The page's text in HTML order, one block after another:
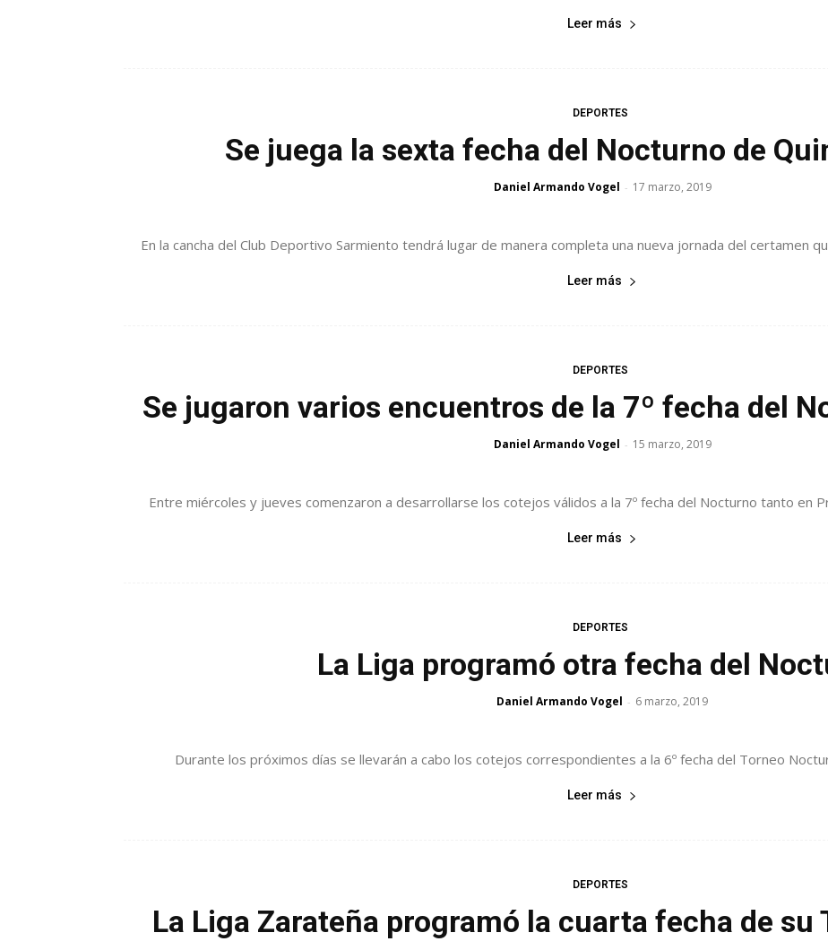
Leer más
DEPORTES
Se juega la sexta fecha del Nocturno de
Daniel Armando Vogel - 17 marzo, 2019
En la cancha del Club Deportivo Sarmiento tendrá lugar de manera completa una nueva jornada del certamen
Leer más
DEPORTES
Se jugaron varios encuentros de la 7º fecha del
Daniel Armando Vogel - 15 marzo, 2019
Entre miércoles y jueves comenzaron a desarrollarse los cotejos válidos a la 7º fecha del Nocturno tanto en
Leer más
DEPORTES
La Liga programó otra fecha del
Daniel Armando Vogel - 6 marzo, 2019
Durante los próximos días se llevarán a cabo los cotejos correspondientes a la 6º fecha del Torneo
Leer más
DEPORTES
La Liga Zarateña programó la cuarta fecha de su